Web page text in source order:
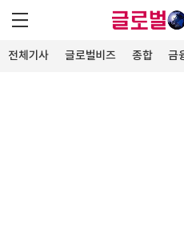
전체기사 글로벌비즈 종합 금